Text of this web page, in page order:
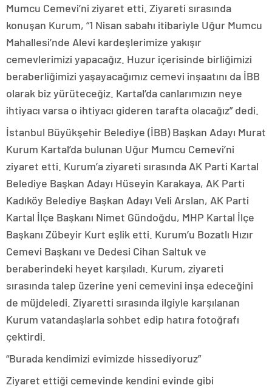
Mumcu Cemevi’ni ziyaret etti. Ziyareti sırasında
konuşan Kurum, “1 Nisan sabahı itibariyle Uğur Mumcu
Mahallesi’nde Alevi kardeşlerimize yakışır
cemevlerimizi yapacağız. Huzur içerisinde birliğimizi
beraberliğimizi yaşayacağımız cemevi inşaatını da İBB
olarak biz yürüteceğiz. Kartal’da canlarımızın neye
ihtiyacı varsa o ihtiyacı gideren tarafta olacağız” dedi.
İstanbul Büyükşehir Belediye (İBB) Başkan Adayı Murat
Kurum Kartal’da bulunan Uğur Mumcu Cemevi’ni
ziyaret etti. Kurum’a ziyareti sırasında AK Parti Kartal
Belediye Başkan Adayı Hüseyin Karakaya, AK Parti
Kadıköy Belediye Başkan Adayı Veli Arslan, AK Parti
Kartal İlçe Başkanı Nimet Gündoğdu, MHP Kartal İlçe
Başkanı Zübeyir Kurt eşlik etti. Kurum’u Bozatlı Hızır
Cemevi Başkanı ve Dedesi Cihan Saltuk ve
beraberindeki heyet karşıladı. Kurum, ziyareti
sırasında talep üzerine yeni cemevini inşa edeceğini
de müjdeledi. Ziyaretti sırasında ilgiyle karşılanan
Kurum vatandaşlarla sohbet edip hatıra fotoğrafı
çektirdi.
“Burada kendimizi evimizde hissediyoruz”
Ziyaret ettiği cemevinde kendini evinde gibi